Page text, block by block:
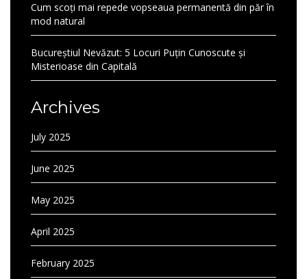
Cum scoți mai repede vopseaua permanentă din păr în
mod natural
Bucureștiul Nevăzut: 5 Locuri Puțin Cunoscute și
Misterioase din Capitală
Archives
July 2025
June 2025
May 2025
April 2025
February 2025